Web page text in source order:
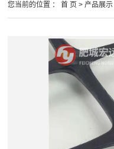
您当前的位置 ：首 页 >产品展示